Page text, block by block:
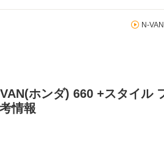
N-
ホンダ) 660 +スタイル
情報